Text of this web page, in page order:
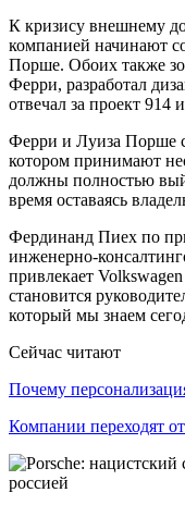
К кризису внешнему
компанией начинают
Порше. Обоих также
Ферри, разработал
отвечал за проект 914
Ферри и Луиза Порше
котором принимают
должны полностью
время оставаясь
Фердинанд Пиех по
инженерно-
привлекает
становится
который мы знаем
Сейчас читают
Почему
Компании переходят